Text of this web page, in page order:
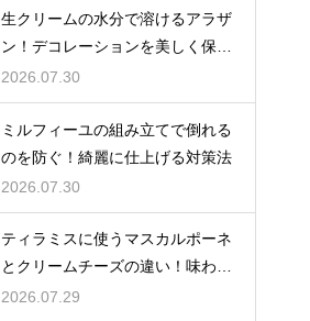
生クリームの水分で溶けるアラザ
ン！デコレーションを美しく保つ
ための飾るタイミングとコツ
2026.07.30
ミルフィーユの組み立てで倒れる
のを防ぐ！綺麗に仕上げる対策法
2026.07.30
ティラミスに使うマスカルポーネ
とクリームチーズの違い！味わい
を比較
2026.07.29